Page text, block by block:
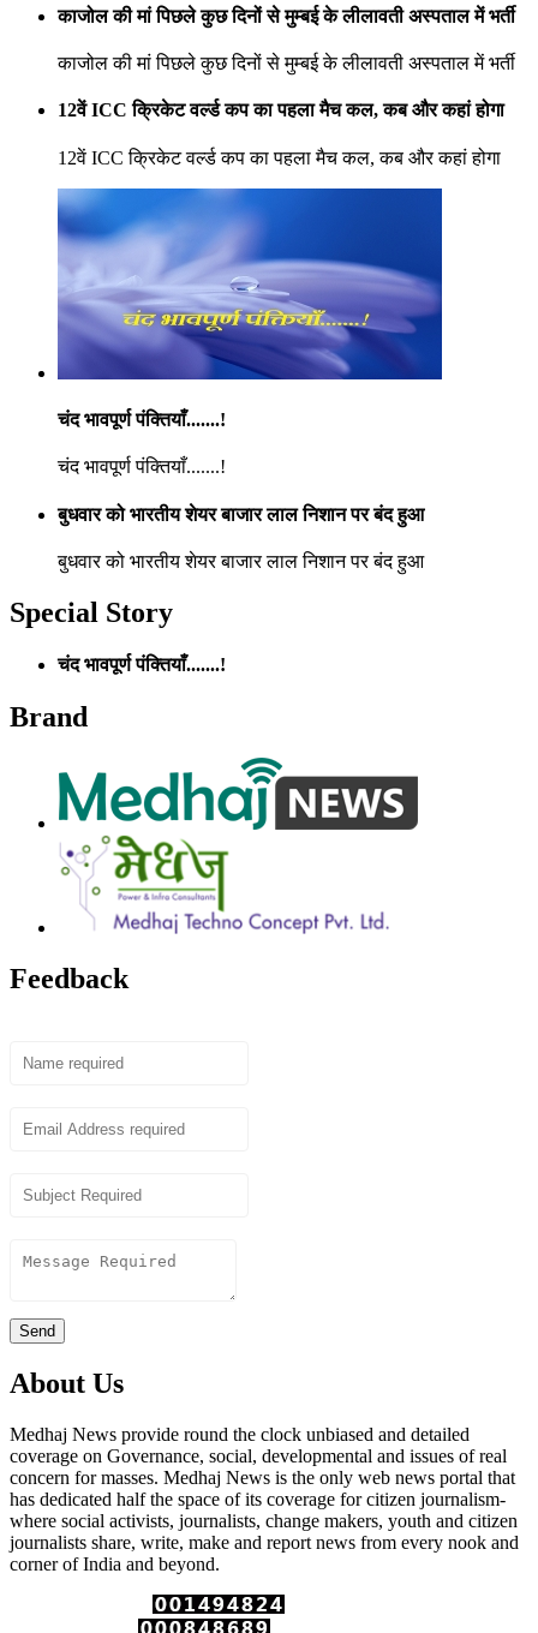
काजोल की मां पिछले कुछ दिनों से मुम्बई के लीलावती अस्पताल में भर्ती
काजोल की मां पिछले कुछ दिनों से मुम्बई के लीलावती अस्पताल में भर्ती
12वें ICC क्रिकेट वर्ल्ड कप का पहला मैच कल, कब और कहां होगा
12वें ICC क्रिकेट वर्ल्ड कप का पहला मैच कल, कब और कहां होगा
चंद भावपूर्ण पंक्तियाँ.......!
चंद भावपूर्ण पंक्तियाँ.......!
बुधवार को भारतीय शेयर बाजार लाल निशान पर बंद हुआ
बुधवार को भारतीय शेयर बाजार लाल निशान पर बंद हुआ
Special Story
चंद भावपूर्ण पंक्तियाँ.......!
Brand
Feedback
Send
About Us
Medhaj News provide round the clock unbiased and detailed
coverage on Governance, social, developmental and issues of real
concern for masses. Medhaj News is the only web news portal that
has dedicated half the space of its coverage for citizen journalism-
where social activists, journalists, change makers, youth and citizen
journalists share, write, make and report news from every nook and
corner of India and beyond.